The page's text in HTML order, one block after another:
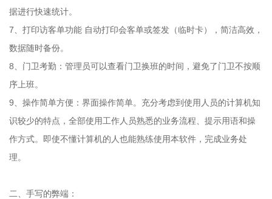
据进行快速统计。
7、打印访客单功能 自动打印会客单或签发（临时卡），简洁高效，
数据随时备份。
8、门卫考勤：管理员可以查看门卫换班的时间，避免了门卫不按顺
序上班。
9、操作简单方便：界面操作简单。充分考虑到使用人员的计算机知
识较少的特点，全部使用工作人员熟悉的业务流程、提示用语和操
作方式。即使不懂计算机的人也能熟练使用本软件，完成业务处
理。
二、手写的弊端：